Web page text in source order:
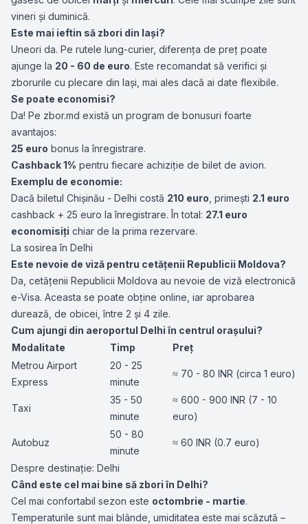
vineri și duminică.
Este mai ieftin să zbori din Iași?
Uneori da. Pe rutele lung-curier, diferența de preț poate
ajunge la 20 - 60 de euro. Este recomandat să verifici și
zborurile cu plecare din Iași, mai ales dacă ai date flexibile.
Se poate economisi?
Da! Pe zbor.md există un program de bonusuri foarte
avantajos:
25 euro bonus la înregistrare.
Cashback 1% pentru fiecare achiziție de bilet de avion.
Exemplu de economie:
Dacă biletul Chișinău - Delhi costă 210 euro , primești 2.1 euro
cashback + 25 euro la înregistrare. În total: 27.1 euro
economisiți chiar de la prima rezervare.
La sosirea în Delhi
Este nevoie de viză pentru cetățenii Republicii Moldova?
Da, cetățenii Republicii Moldova au nevoie de viză electronică
e-Visa. Aceasta se poate obține online, iar aprobarea
durează, de obicei, între 2 și 4 zile.
Cum ajungi din aeroportul Delhi în centrul orașului?
Modalitate
Timp
Preț
Metrou Airport
Express
20 - 25
minute
≈ 70 - 80 INR (circa 1 euro)
Taxi
35 - 50
minute
≈ 600 - 900 INR (7 - 10
euro)
Autobuz
50 - 80
minute
≈ 60 INR (0.7 euro)
Despre destinație: Delhi
Când este cel mai bine să zbori în Delhi?
Cel mai confortabil sezon este octombrie - martie.
Temperaturile sunt mai blânde, umiditatea este mai scăzută –